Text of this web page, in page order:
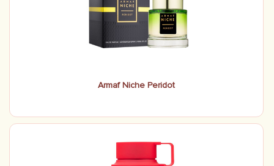
Armaf Niche Peridot